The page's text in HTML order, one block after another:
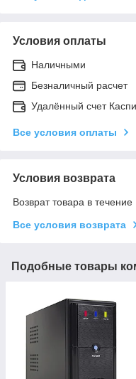
Условия оплаты
Наличными
Безналичный расчет
Удалённый счет
Все условия оплаты
Условия возврата
Возврат товара в
Все условия возврата
Подобные товары